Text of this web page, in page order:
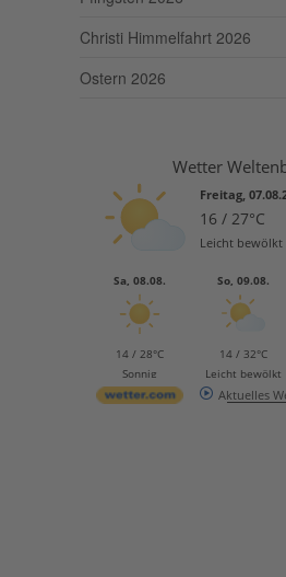
Christi Himmelfahrt 2026
Ostern 2026
Wetter
Freitag,
16 / 27°C
Leicht bewölkt
Sa, 08.08.
14 / 28°C
Sonnig
So, 09.08.
14 / 32°C
Leicht bewölkt
Aktuelles